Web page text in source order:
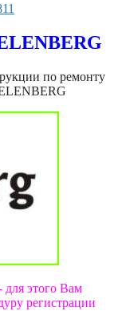
по ремонту
этого Вам
регистрации